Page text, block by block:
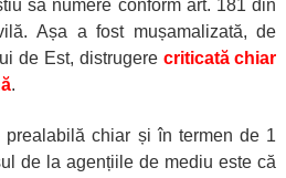
să numere conform art. 181 din
Așa a fost mușamalizată, de
de Est, distrugere criticată chiar
.
prealabilă chiar și în termen de 1
de la agențiile de mediu este că